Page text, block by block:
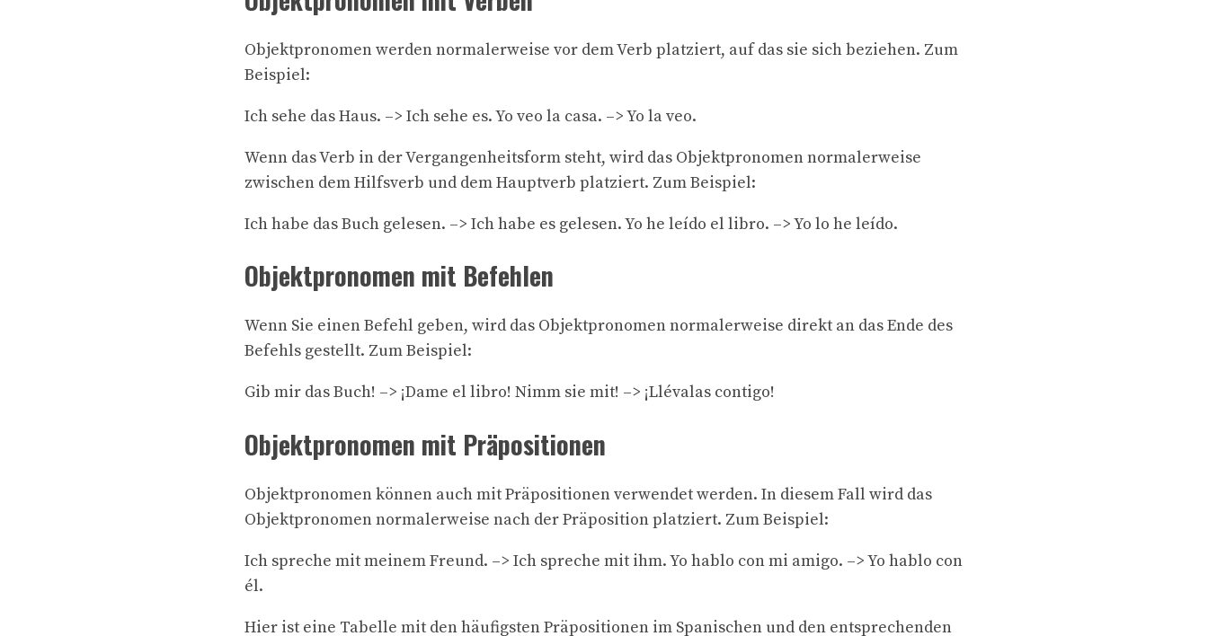
Objektpronomen werden normalerweise vor dem Verb platziert, auf das sie sich beziehen. Zum
Beispiel:
Ich sehe das Haus. –> Ich sehe es. Yo veo la casa. –> Yo la veo.
Wenn das Verb in der Vergangenheitsform steht, wird das Objektpronomen normalerweise
zwischen dem Hilfsverb und dem Hauptverb platziert. Zum Beispiel:
Ich habe das Buch gelesen. –> Ich habe es gelesen. Yo he leído el libro. –> Yo lo he leído.
Objektpronomen mit Befehlen
Wenn Sie einen Befehl geben, wird das Objektpronomen normalerweise direkt an das Ende des
Befehls gestellt. Zum Beispiel:
Gib mir das Buch! –> ¡Dame el libro! Nimm sie mit! –> ¡Llévalas contigo!
Objektpronomen mit Präpositionen
Objektpronomen können auch mit Präpositionen verwendet werden. In diesem Fall wird das
Objektpronomen normalerweise nach der Präposition platziert. Zum Beispiel:
Ich spreche mit meinem Freund. –> Ich spreche mit ihm. Yo hablo con mi amigo. –> Yo hablo con
él.
Hier ist eine Tabelle mit den häufigsten Präpositionen im Spanischen und den entsprechenden